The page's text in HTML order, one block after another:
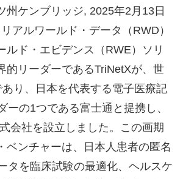
州ケンブリッジ, 2025年2月13日
アルワールド・データ（RWD）
ルド・エビデンス（RWE）ソリ
的リーダーであるTriNetXが、世
り、日本を代表する電子医療記
ーの1つである富士通と提携し、
会社を設立しました。この画期
ベンチャーは、日本人患者の匿名
タを臨床試験の最適化、ヘルスケ